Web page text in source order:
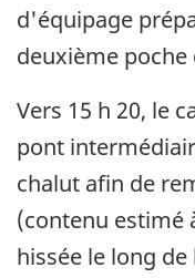
d'équipage
deuxième poche
Vers 15 h 20, le
pont
chalut afin de
(contenu estimé
hissée le long